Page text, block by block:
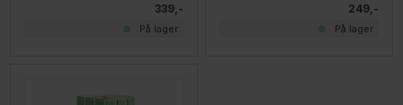
339,-
På lager
249,-
På lager